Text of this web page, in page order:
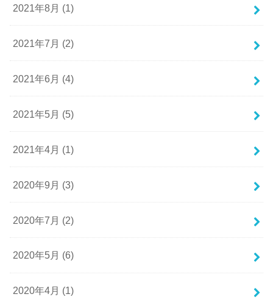
2021年8月 (1)
2021年7月 (2)
2021年6月 (4)
2021年5月 (5)
2021年4月 (1)
2020年9月 (3)
2020年7月 (2)
2020年5月 (6)
2020年4月 (1)